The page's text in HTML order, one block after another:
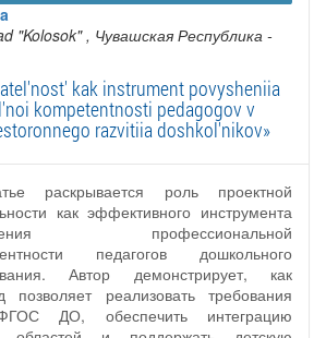
"Kolosok" , Чувашская Республика -
kak instrument povysheniia
kompetentnosti pedagogov v
razvitiia doshkol'nikov»
раскрывается роль проектной
как эффективного инструмента
профессиональной
педагогов дошкольного
Автор демонстрирует, как
позволяет реализовать требования
ДО, обеспечить интеграцию